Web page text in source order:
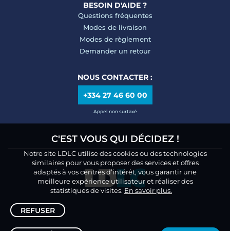
BESOIN D'AIDE ?
Questions fréquentes
Modes de livraison
Modes de règlement
Demander un retour
NOUS CONTACTER :
+334 27 46 60 00
Appel non surtaxé
C'EST VOUS QUI DÉCIDEZ !
Notre site LDLC utilise des cookies ou des technologies
similaires pour vous proposer des services et offres
adaptés à vos centres d’intérêt, vous garantir une
meilleure expérience utilisateur et réaliser des
statistiques de visites. En savoir plus.
REFUSER